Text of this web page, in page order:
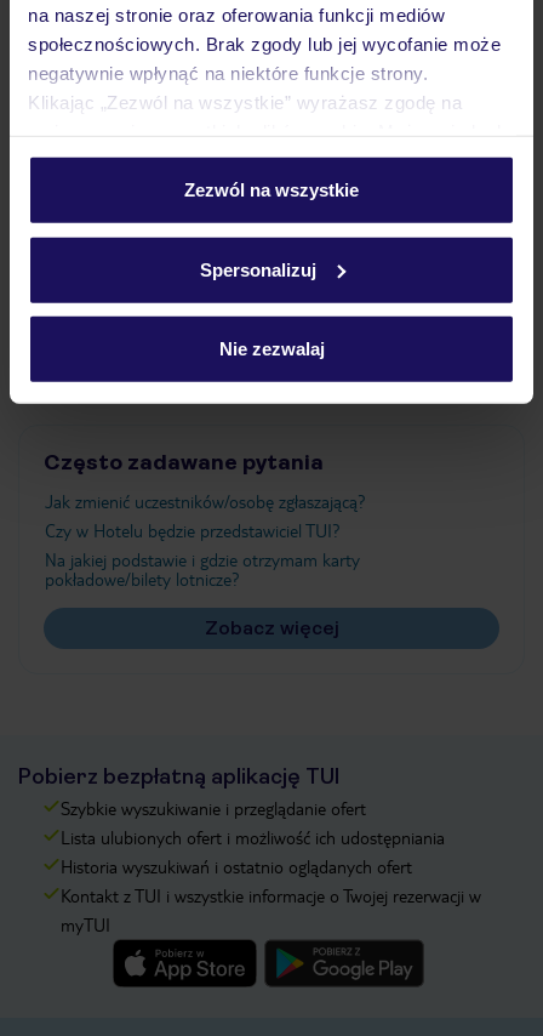
na naszej stronie oraz oferowania funkcji mediów
społecznościowych. Brak zgody lub jej wycofanie może
negatywnie wpłynąć na niektóre funkcje strony.
Klikając „Zezwól na wszystkie” wyrażasz zgodę na
personalizować swój wybór wchodząc w zakładkę
Szczegółowe informacje o plikach cookie znajdziesz
Zezwól na wszystkie
Spersonalizuj
Nie zezwalaj
Pokoje
Ważne informacje
Często zadawane pytania
Jak zmienić uczestników/osobę zgłaszającą?
Czy w Hotelu będzie przedstawiciel TUI?
Na jakiej podstawie i gdzie otrzymam karty
pokładowe/bilety lotnicze?
Zobacz więcej
Pobierz bezpłatną aplikację TUI
Szybkie wyszukiwanie i przeglądanie ofert
Lista ulubionych ofert i możliwość ich udostępniania
Historia wyszukiwań i ostatnio oglądanych ofert
Kontakt z TUI i wszystkie informacje o Twojej rezerwacji w
myTUI